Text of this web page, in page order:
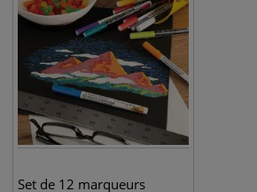
Set de 12 marqueurs